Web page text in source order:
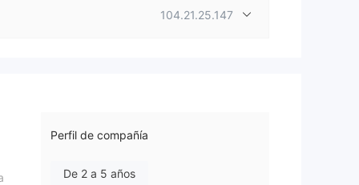
104.21.25.147
Perfil de compañía
De 2 a 5 años